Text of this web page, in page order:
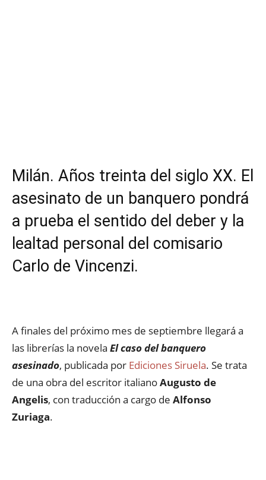
Milán. Años treinta del siglo XX. El
asesinato de un banquero pondrá
a prueba el sentido del deber y la
lealtad personal del comisario
Carlo de Vincenzi.
A finales del próximo mes de septiembre llegará a
las librerías la novela El caso del banquero
asesinado, publicada por Ediciones Siruela. Se trata
de una obra del escritor italianoAugusto de
Angelis, con traducción a cargo de Alfonso
Zuriaga.